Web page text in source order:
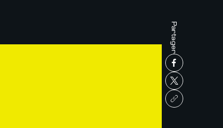
Partager